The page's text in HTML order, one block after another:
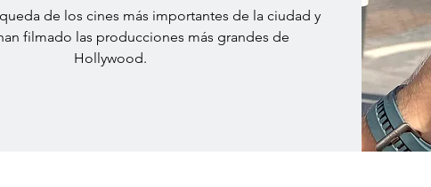
de los cines más importantes de la ciudad y
filmado las producciones más grandes de
Hollywood.